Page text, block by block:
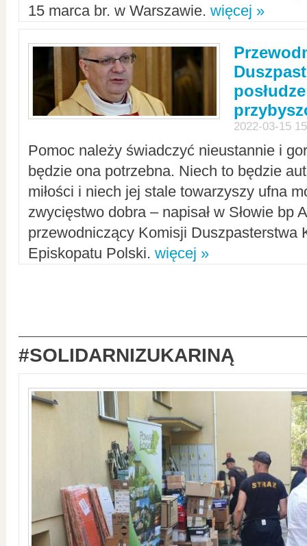
15 marca br. w Warszawie. więcej »
2022-03-15
Pomoc należy świadczyć nieustannie i
będzie ona potrzebna. Niech to będzie
miłości i niech jej stale towarzyszy ufna
zwycięstwo dobra – napisał w Słowie bp
przewodniczący Komisji Duszpasterstwa
Episkopatu Polski. więcej »
#SOLIDARNIZUKARINĄ